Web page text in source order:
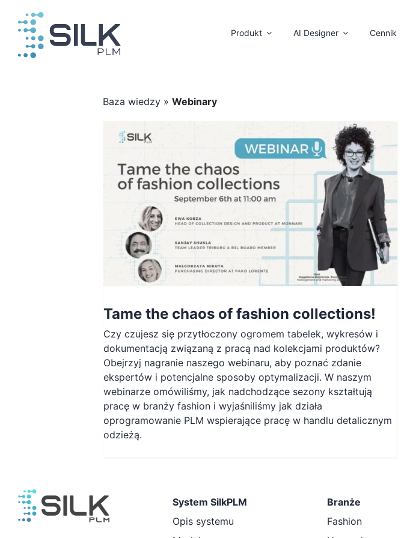
zawartości
Produkt AI Designer Cennik
Baza wiedzy »Webinary
Tame the chaos of fashion collections!
Czy czujesz się przytłoczony ogromem tabelek, wykresów i
dokumentacją związaną z pracą nad kolekcjami produktów?
Obejrzyj nagranie naszego webinaru, aby poznać zdanie
ekspertów i potencjalne sposoby optymalizacji. W naszym
webinarze omówiliśmy, jak nadchodzące sezony kształtują
pracę w branży fashion i wyjaśniliśmy jak działa
oprogramowanie PLM wspierające pracę w handlu detalicznym
odzieżą.
System SilkPLM
Opis systemu
Branże
Fashion